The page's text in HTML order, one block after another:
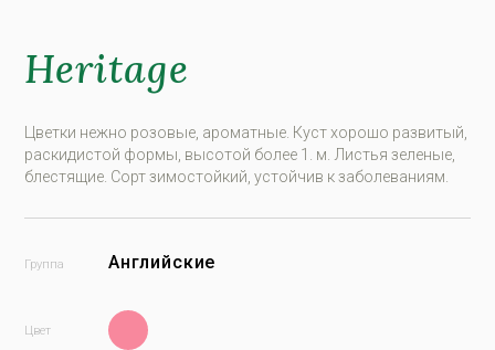
Heritage
Цветки нежно розовые, ароматные. Куст хорошо развитый,
раскидистой формы, высотой более 1. м. Листья зеленые,
блестящие. Сорт зимостойкий, устойчив к заболеваниям.
Английские